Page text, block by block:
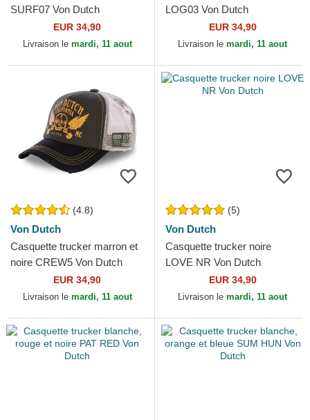
SURF07 Von Dutch
EUR 34,90
Livraison le mardi, 11 aout
LOG03 Von Dutch
EUR 34,90
Livraison le mardi, 11 aout
(4.8)
Von Dutch
Casquette trucker marron et
noire CREW5 Von Dutch
EUR 34,90
Livraison le mardi, 11 aout
(5)
Von Dutch
Casquette trucker noire
LOVE NR Von Dutch
EUR 34,90
Livraison le mardi, 11 aout